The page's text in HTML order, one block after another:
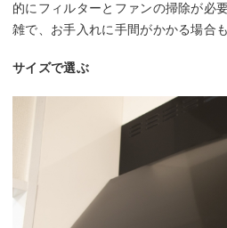
的にフィルターとファンの掃除が必
雑で、お手入れに手間がかかる場合
サイズで選ぶ